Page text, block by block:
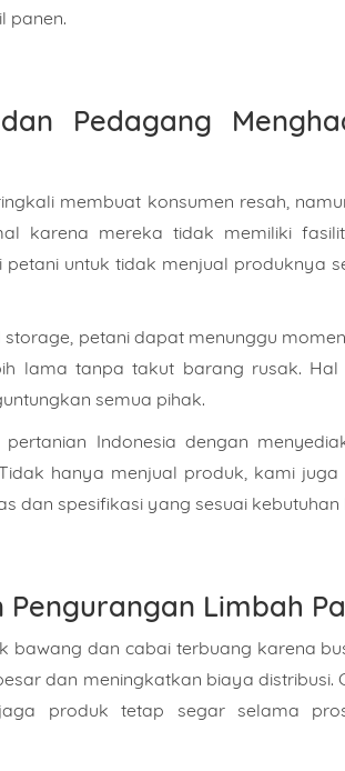
panen.
Pedagang
membuat konsumen resah,
karena mereka tidak memiliki
untuk tidak menjual produknya
petani dapat menunggu
lama tanpa takut barang rusak. Hal
semua pihak.
Indonesia dengan
hanya menjual produk, kami
dan spesifikasi yang sesuai kebutuhan
Pengurangan Limbah
bawang dan cabai terbuang karena
dan meningkatkan biaya distribusi.
produk tetap segar selama